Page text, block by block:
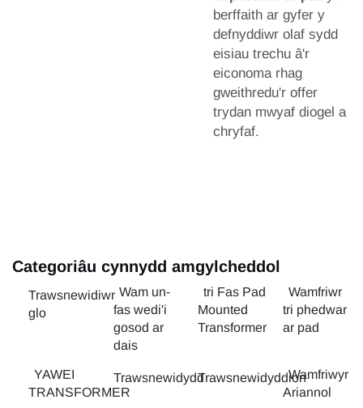
berffaith ar gyfer y
defnyddiwr olaf sydd
eisiau trechu â'r
eiconoma rhag
gweithredu'r offer
trydan mwyaf diogel a
chryfaf.
Categoriâu cynnydd amgylcheddol
Trawsnewidiwr
glo
Wam un-
fas wedi'i
gosod ar
dais
tri Fas Pad
Mounted
Transformer
Wamfriwr
tri phedwar
ar pad
YAWEI
TRANSFORMER
TrawsnewidyddTrawsnewidyddionWamfriwyr
Ariannol